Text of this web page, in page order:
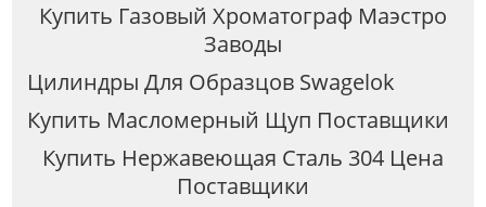
Купить Газовый Хроматограф Маэстро
Заводы
Цилиндры Для Образцов Swagelok
Купить Масломерный Щуп Поставщики
Купить Нержавеющая Сталь 304 Цена
Поставщики